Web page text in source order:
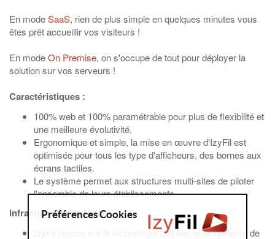
En modeSaaS, rien de plus simple en quelques minutes vous
êtes prêt accueillir vos visiteurs !
En modeOn Premise, on s'occupe de tout pour déployer la
solution sur vos serveurs !
Caractéristiques :
100% web et 100% paramétrable pour plus de flexibilité et
une meilleure évolutivité.
Ergonomique et simple, la mise en œuvre d'IzyFil est
optimisée pour tous les type d'afficheurs, des bornes aux
écrans tactiles.
Le système permet aux structures multi-sites de piloter
l'ensemble de leurs établissements.
Infrastructure technique :
IzyFil repose sur la technologie Dot Net et la système de
Préférences Cookies